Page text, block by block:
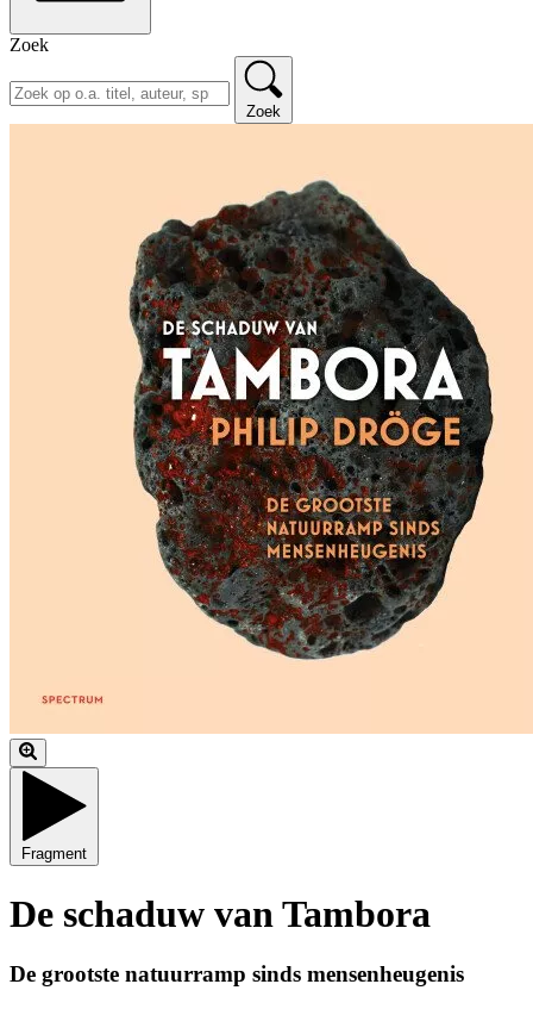
Zoek
Zoek
Fragment
De schaduw van Tambora
De grootste natuurramp sinds mensenheugenis